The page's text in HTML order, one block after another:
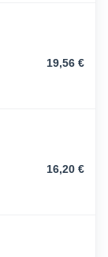
19,56 €
16,20 €